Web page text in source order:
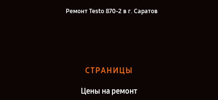
Ремонт Testo 870-2 в г. Саратов
Ремонт Testo 870-2 в г. Санкт-Петербург
СТРАНИЦЫ
Цены на ремонт